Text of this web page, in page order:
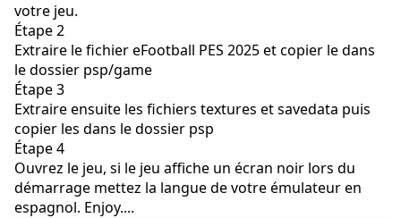
votre jeu.
Étape 2
Extraire le fichier eFootball PES 2025 et copier le dans
le dossier psp/game
Étape 3
Extraire ensuite les fichiers textures et savedata puis
copier les dans le dossier psp
Étape 4
Ouvrez le jeu, si le jeu affiche un écran noir lors du
démarrage mettez la langue de votre émulateur en
espagnol. Enjoy....